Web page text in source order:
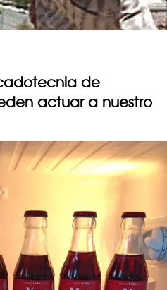
de
actuar a nuestro